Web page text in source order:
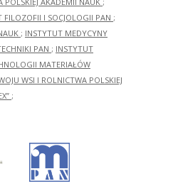
FILOZOFII I SOCJOLOGII PAN ;
; INSTYTUT MEDYCYNY
PAN ; INSTYTUT
MATERIAŁÓW
WSI I ROLNICTWA POLSKIEJ
;